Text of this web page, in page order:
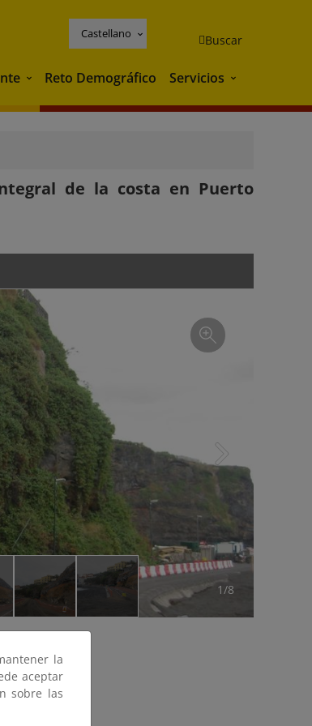
Castellano Buscar
Medio Ambiente
Reto Demográfico Servicios Servicios
de la costa en Puerto
1/8
la
aceptar
sobre las